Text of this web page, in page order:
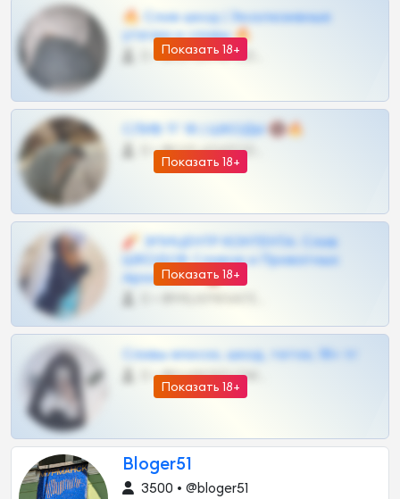
Показать 18+
🔥 Слив шкод | Эксклюзивные
утечки и сливы 🔥
0 •
Показать 18+
СЛИВ ТГ 18 | ШКОДЫ 🔞🔥
0 •
Показать 18+
🧨 ЭПИЦЕНТР КОНТЕНТА: Слив
ШКОДОВ Сливов и Приватных
Архивов ТГ 🔞💎
Показать 18+
Сливы вписок, шкод, теток, 18+ тг
0 •
Bloger51
3500 • @bloger51